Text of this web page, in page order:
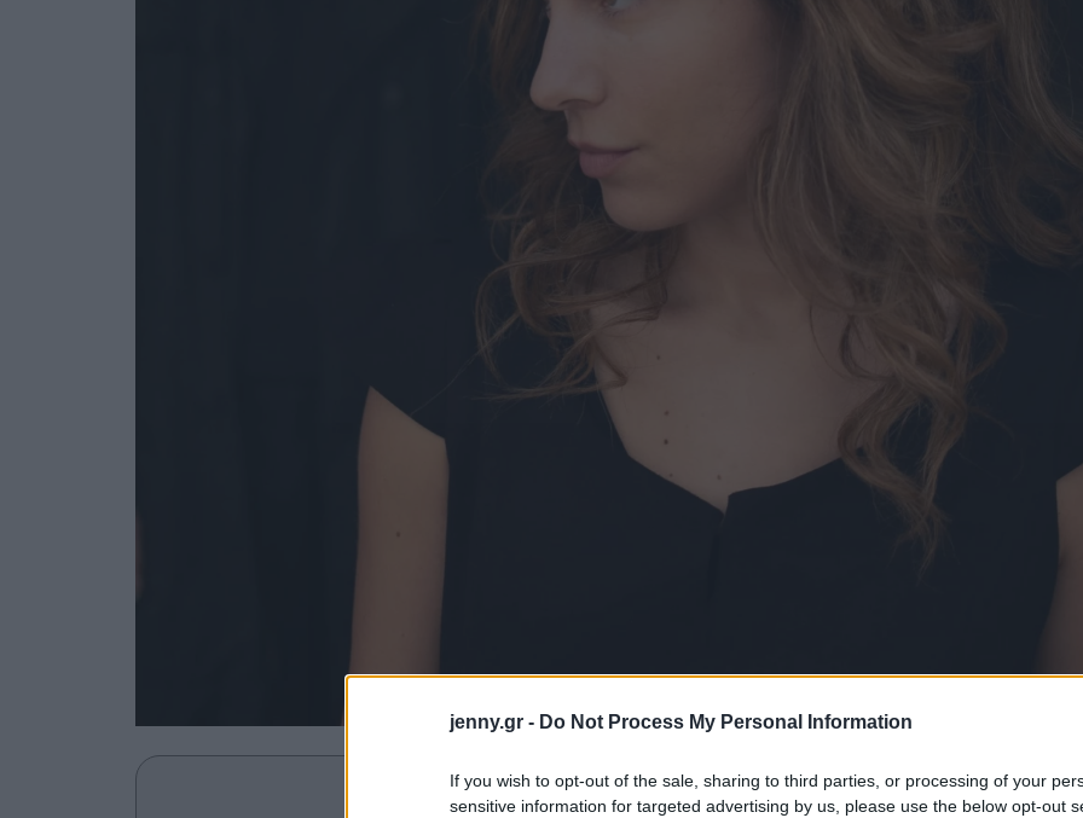
jenny.gr - Do Not Process My Personal Information
If you wish to opt-out of the sale, sharing to third parties, or processing of your
sensitive information for targeted advertising by us, please use the below opt-out
Ανακαλύψτε περισσότερα άρθρα στα αποτελέσματα αναζήτησης.